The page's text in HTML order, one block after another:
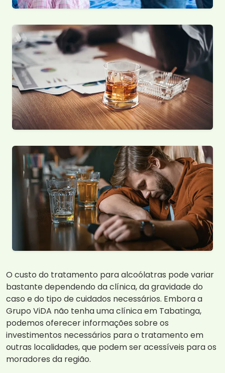
O custo do tratamento para alcoólatras pode variar
bastante dependendo da clínica, da gravidade do
caso e do tipo de cuidados necessários. Embora a
Grupo ViDA não tenha uma clínica em Tabatinga,
podemos oferecer informações sobre os
investimentos necessários para o tratamento em
outras localidades, que podem ser acessíveis para os
moradores da região.